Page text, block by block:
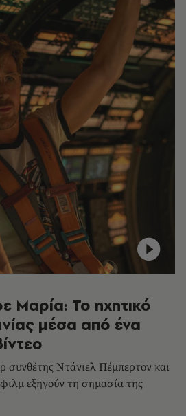
Μαρία: Το ηχητικό
μέσα από ένα
συνθέτης Ντάνιελ Πέμπερτον και
εξηγούν τη σημασία της